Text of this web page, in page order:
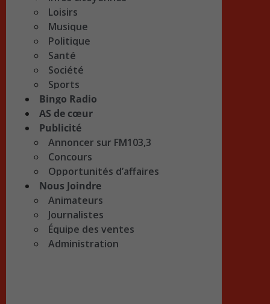
Loisirs
Musique
Politique
Santé
Société
Sports
Bingo Radio
AS de cœur
Publicité
Annoncer sur FM103,3
Concours
Opportunités d’affaires
Nous Joindre
Animateurs
Journalistes
Équipe des ventes
Administration